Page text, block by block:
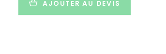
personnalisé AJOUTER AU DEVIS